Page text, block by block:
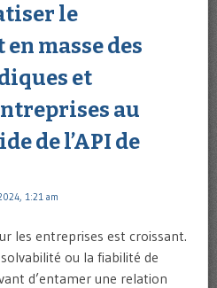
le
masse des
et
au
de l’API de
1:21 am
les entreprises est croissant.
ou la fiabilité de
d’entamer une relation